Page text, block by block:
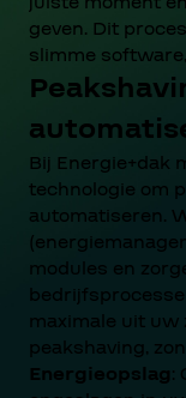
geven. Dit
slimme
Bij Energie+dak
technologie om
automatiseren.
modules en
maximale uit
peakshaving,
Energieopslag: